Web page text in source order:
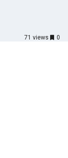
71 views 0